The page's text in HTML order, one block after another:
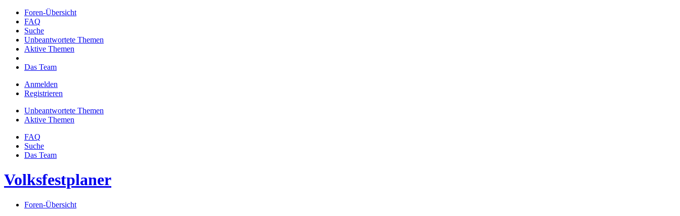
Foren-Übersicht
FAQ
Suche
Unbeantwortete Themen
Aktive Themen
Das Team
Anmelden
Registrieren
Unbeantwortete Themen
Aktive Themen
FAQ
Suche
Das Team
Volksfestplaner
Foren-Übersicht